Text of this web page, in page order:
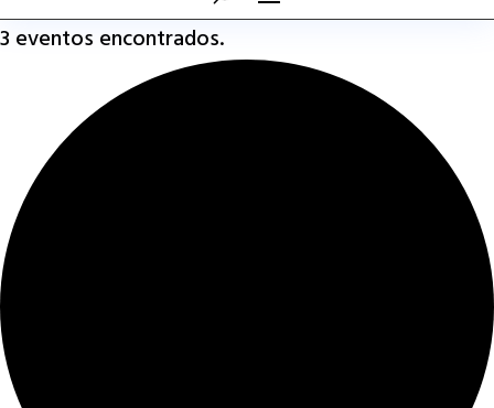
3 eventos encontrados.